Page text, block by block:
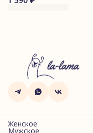
Женское
Мужское